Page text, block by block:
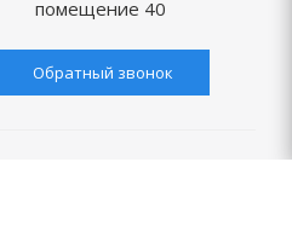
помещение 40
Обратный звонок